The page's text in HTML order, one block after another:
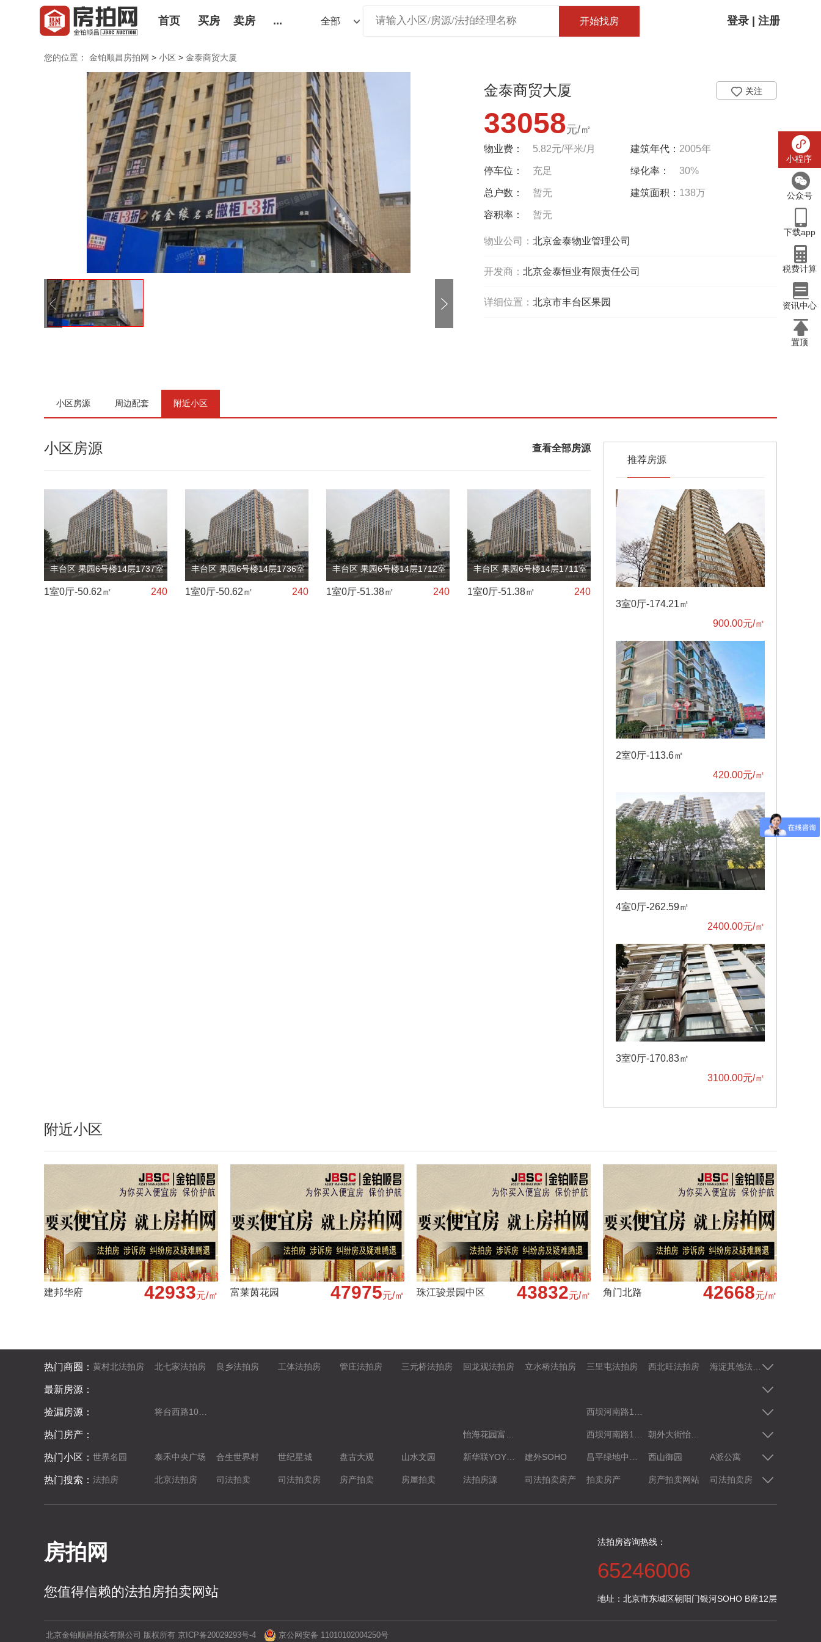
首页 买房 卖房 ... 开始找房 登录 注册
您的位置： 金铂顺昌房拍网 > 小区 > 金泰商贸大厦
金泰商贸大厦 关注
33058元/㎡
物业费： 5.82元/平米/月 建筑年代： 2005年
停车位： 充足 绿化率： 30%
总户数： 暂无 建筑面积： 138万
容积率： 暂无
物业公司： 北京金泰物业管理公司
开发商： 北京金泰恒业有限责任公司
详细位置： 北京市丰台区果园
小区房源 周边配套 附近小区
小区房源 查看全部房源
丰台区 果园6号楼14层1737室（金泰商
贸大厦）
1室0厅-50.62㎡ 240
丰台区 果园6号楼14层1736室（金泰商
贸大厦）
1室0厅-50.62㎡ 240
丰台区 果园6号楼14层1712室（金泰商
贸大厦）
1室0厅-51.38㎡ 240
丰台区 果园6号楼14层1711室（金泰商
贸大厦）
1室0厅-51.38㎡ 240
推荐房源
3室0厅-174.21㎡
900.00元/㎡
2室0厅-113.6㎡
420.00元/㎡
4室0厅-262.59㎡
2400.00元/㎡
3室0厅-170.83㎡
3100.00元/㎡
附近小区
建邦华府 42933元/㎡ 富莱茵花园 47975元/㎡ 珠江骏景园中区 43832元/㎡ 角门北路 42668元/㎡
热门商圈： 黄村北法拍房 北七家法拍房 良乡法拍房 工体法拍房 管庄法拍房 三元桥法拍房 回龙观法拍房 立水桥法拍房 三里屯法拍房 西北旺法拍房 天宫院法拍
最新房源：
捡漏房源：
热门房产：
热门小区： 世界名园 泰禾中央广场 合生世界村 世纪星城 盘古大观 山水文园 建外SOHO 西山御园 A派公寓 丽都悦府
热门搜索： 法拍房 北京法拍房 司法拍卖 司法拍卖房 房产拍卖 房屋拍卖 法拍房源 司法拍卖房产 拍卖房产 房产拍卖网站 司法拍卖房 拍卖房子
房拍网
您值得信赖的法拍房拍卖网站
法拍房咨询热线：
65246006
地址：北京市东城区朝阳门银河SOHO B座12层
北京金铂顺昌拍卖有限公司 版权所有 京ICP备20029293号-4 京公网安备 11010102004250号
小程序
公众号
下载app
税费计算
资讯中心
置顶